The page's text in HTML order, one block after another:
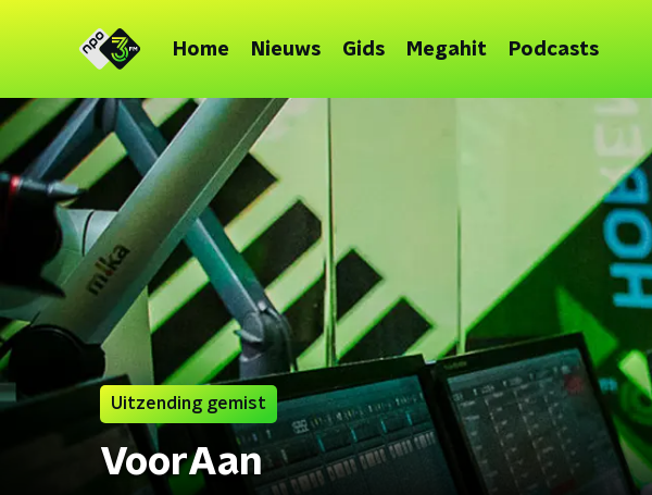
Home Nieuws Gids Megahit Podcasts
Uitzending gemist
VoorAan